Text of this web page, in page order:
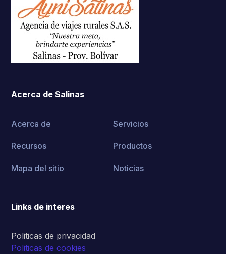
Acerca de Salinas
Acerca de Servicios
Recursos Productos
Mapa del sitio Noticias
Links de interes
Politicas de privacidad
Politicas de cookies